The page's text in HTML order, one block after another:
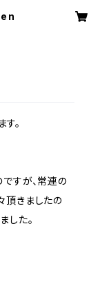
。
すが、常連の
頂きましたの
した。